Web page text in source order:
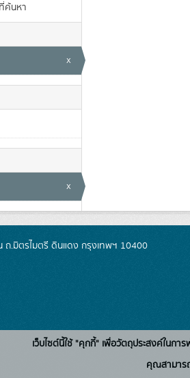
ค้นหา
x
x
.มิตรไมตรี ดินแดง กรุงเทพฯ 10400
เว็บไซต์นี้ใช้ "คุกกี้" เพื่อวัตถุประสงค์ในก
คุณสามาร